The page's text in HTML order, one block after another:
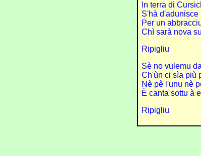
In terra di
S'hà d'adunisce
Per un
Chì sarà nova
Ripigliu
Sè no vulemu
Ch'ùn ci sìa più
Nè pè l'unu nè
È canta sottu à
Ripigliu